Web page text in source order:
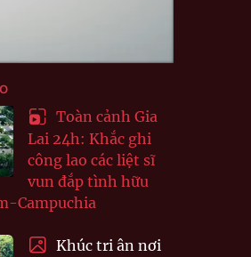
Toàn cảnh Gia
Lai 24h: Khắc ghi
công lao các liệt sĩ
vun đắp tình hữu
Campuchia
Khúc tri ân nơi